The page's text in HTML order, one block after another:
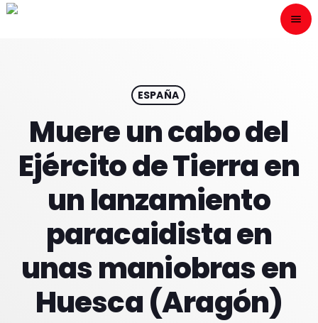
menu
play_arrow
HOME
PROGRAMACION
NUESTRAS FRECUENCIAS
ESPAÑA
Muere un cabo del
Ejército de Tierra en
un lanzamiento
paracaidista en
unas maniobras en
Huesca (Aragón)